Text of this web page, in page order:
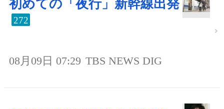
初めての「夜行」新幹線出発
272
08月09日 07:29 TBS NEWS DIG